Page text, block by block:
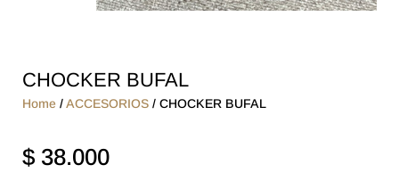
CHOCKER BUFAL
Home /ACCESORIOS/ CHOCKER BUFAL
$38.000